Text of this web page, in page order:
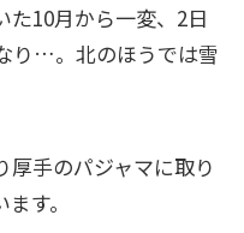
た10月から一変、2日
り…。北のほうでは雪
厚手のパジャマに取り
す。